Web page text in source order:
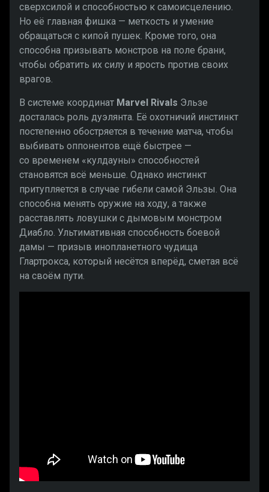
сверхсилой и способностью к самоисцелению.
Но её главная фишка — меткость и умение
обращаться с кипой пушек. Кроме того, она
способна призывать монстров на поле брани,
чтобы обратить их силу и ярость против своих
врагов.
В системе координат Marvel Rivals Эльзе
досталась роль дуэлянта. Её охотничий инстинкт
постепенно обостряется в течение матча, чтобы
выбивать оппонентов ещё быстрее —
со временем «кулдауны» способностей
становятся всё меньше. Однако инстинкт
притупляется в случае гибели самой Эльзы. Она
способна менять оружие на ходу, а также
расставлять ловушки с дымовым монстром
Диабло. Ультимативная способность боевой
дамы — призыв инопланетного чудища
Глартрокса, который несётся вперёд, сметая всё
на своём пути.